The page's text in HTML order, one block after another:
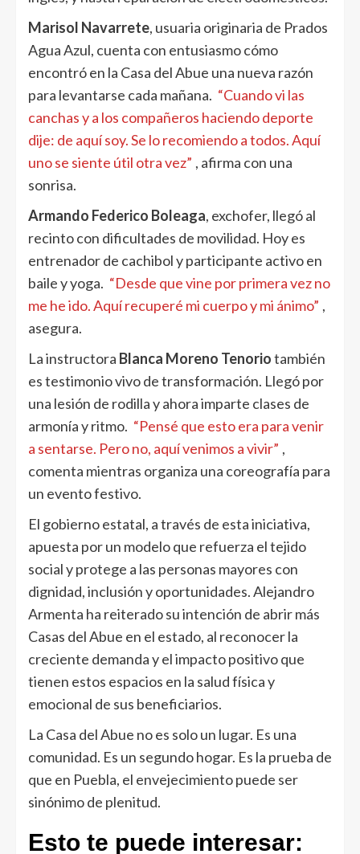
Marisol Navarrete, usuaria originaria de Prados
Agua Azul, cuenta con entusiasmo cómo
encontró en la Casa del Abue una nueva razón
para levantarse cada mañana. “Cuando vi las
canchas y a los compañeros haciendo deporte
dije: de aquí soy. Se lo recomiendo a todos. Aquí
uno se siente útil otra vez” , afirma con una
sonrisa.
Armando Federico Boleaga, exchofer, llegó al
recinto con dificultades de movilidad. Hoy es
entrenador de cachibol y participante activo en
baile y yoga. “Desde que vine por primera vez no
me he ido. Aquí recuperé mi cuerpo y mi ánimo” ,
asegura.
La instructora Blanca Moreno Tenoriotambién
es testimonio vivo de transformación. Llegó por
una lesión de rodilla y ahora imparte clases de
armonía y ritmo. “Pensé que esto era para venir
a sentarse. Pero no, aquí venimos a vivir” ,
comenta mientras organiza una coreografía para
un evento festivo.
El gobierno estatal, a través de esta iniciativa,
apuesta por un modelo que refuerza el tejido
social y protege a las personas mayores con
dignidad, inclusión y oportunidades. Alejandro
Armenta ha reiterado su intención de abrir más
Casas del Abue en el estado, al reconocer la
creciente demanda y el impacto positivo que
tienen estos espacios en la salud física y
emocional de sus beneficiarios.
La Casa del Abue no es solo un lugar. Es una
comunidad. Es un segundo hogar. Es la prueba de
que en Puebla, el envejecimiento puede ser
sinónimo de plenitud.
Esto te puede interesar: